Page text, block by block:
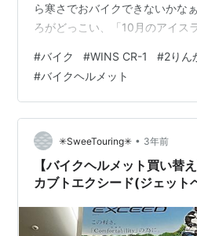
ら寒さでおバイクできないかな
ろがどっこい、「10月のアイス
気候変動なので素直に喜ぶべき
ダーの自分にとってはどうして
まう今日この頃。 みなさんはい
か？(バイク乗ってる？) 近況報
題に入ります 目次 ヘルメットの
乗車…
#バイク #WINS CR-1 #2りん
#バイクヘルメット
✳︎SweeTouring✳︎ • 3年前
【バイクヘルメット買い替
カブトエクシード(ジェット